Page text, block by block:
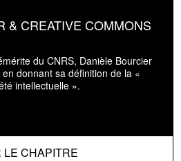
& CREATIVE COMMONS
du CNRS, Danièle Bourcier
donnant sa définition de la «
intellectuelle ».
LE CHAPITRE